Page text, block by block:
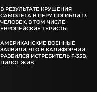
В РЕЗУЛЬТАТЕ КРУШЕНИЯ
САМОЛЕТА В ПЕРУ ПОГИБЛИ 13
ЧЕЛОВЕК, В ТОМ ЧИСЛЕ
ЕВРОПЕЙСКИЕ ТУРИСТЫ
АМЕРИКАНСКИЕ ВОЕННЫЕ
ЗАЯВИЛИ, ЧТО В КАЛИФОРНИИ
РАЗБИЛСЯ ИСТРЕБИТЕЛЬ F-35B,
ПИЛОТ ЖИВ